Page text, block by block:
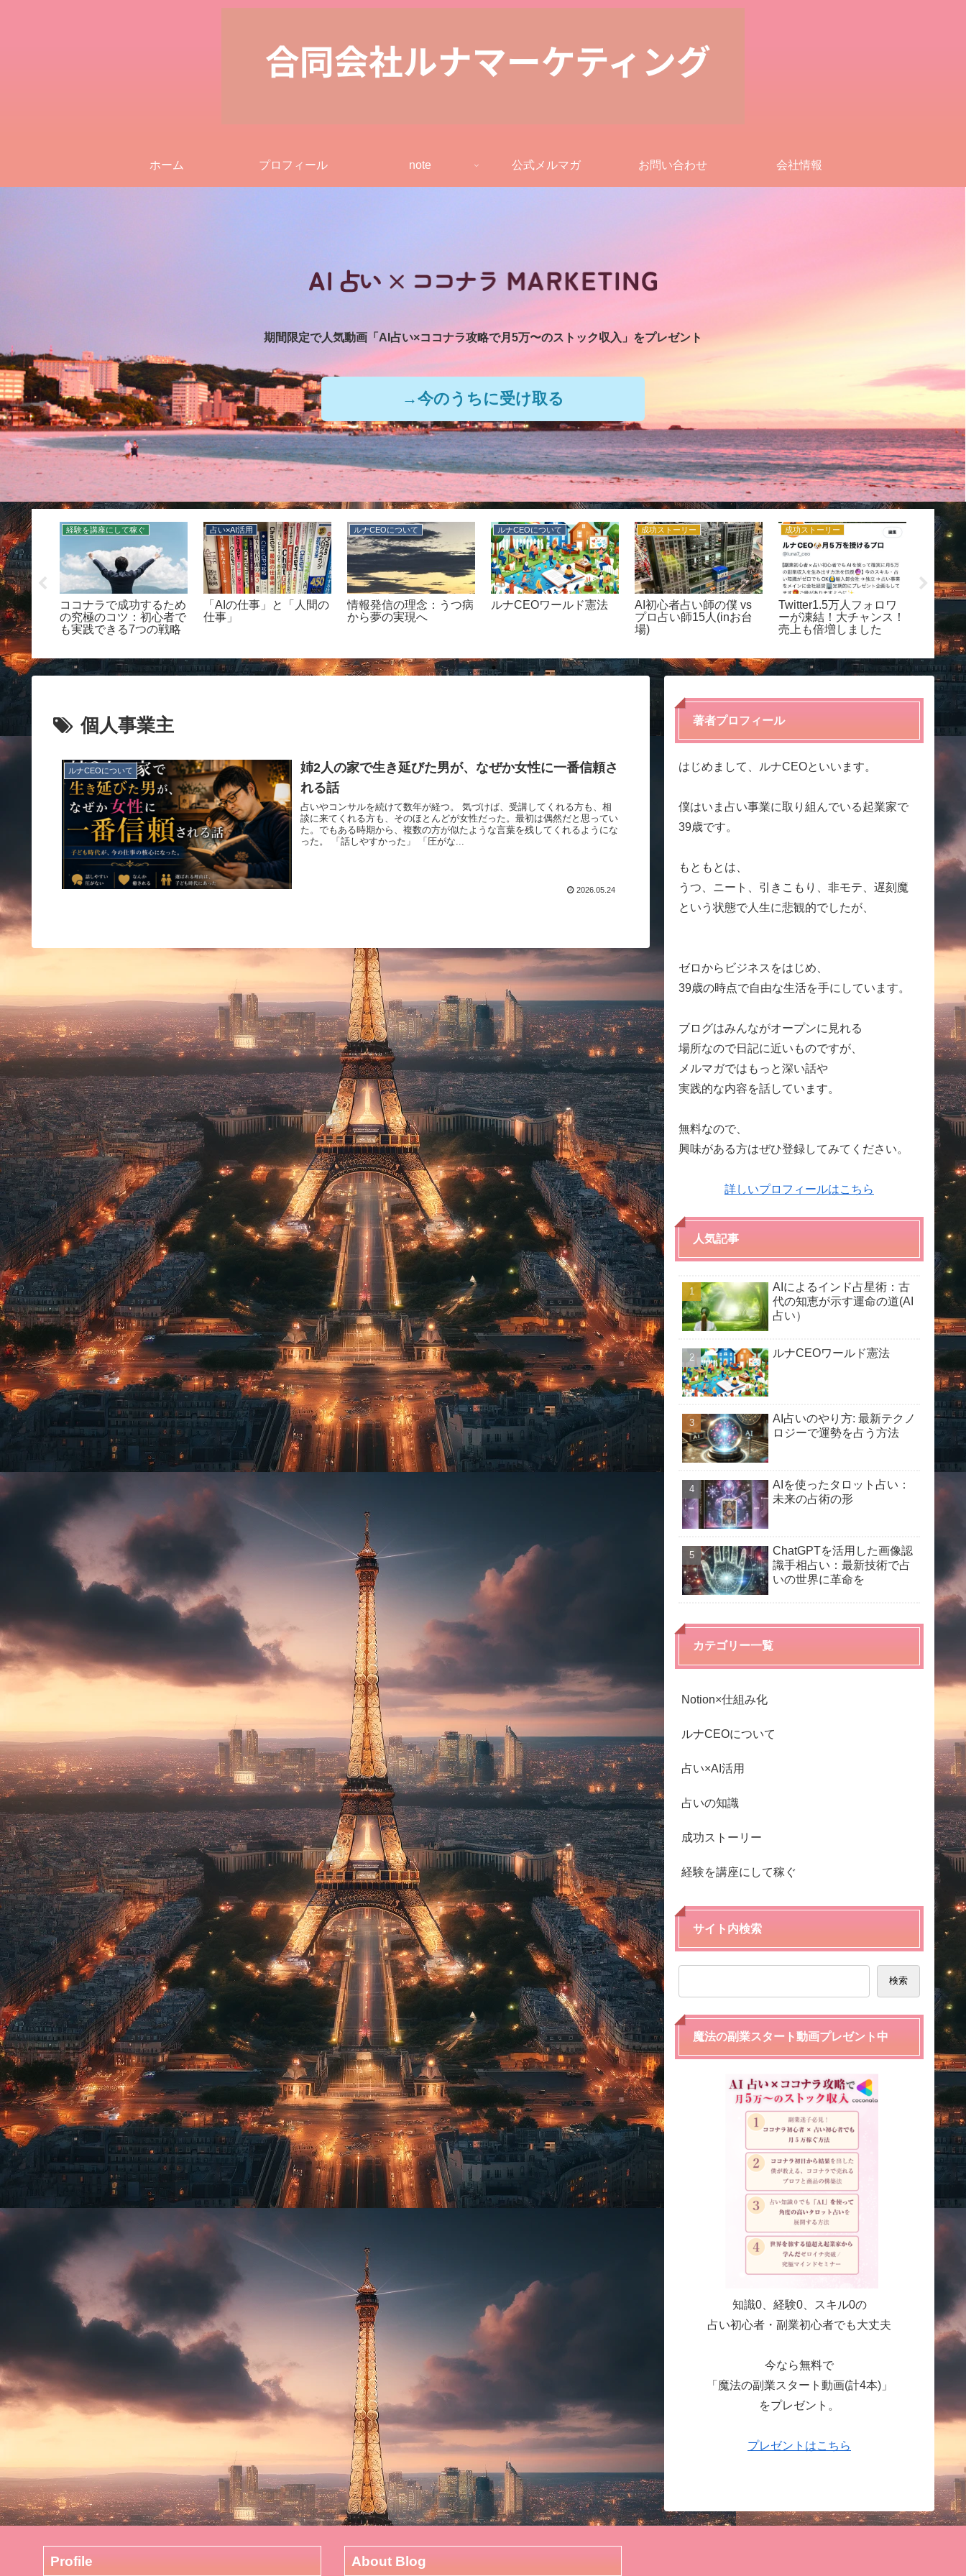
ホーム プロフィール note 公式メルマガ お問い合わせ 会社情報
期間限定で人気動画「AI占い×ココナラ攻略で月5万〜のストック収入」をプレゼント
→今のうちに受け取る
ナ
ア一
で“共
全メ
経験を講座にして稼ぐ
ココナラで成功するため
の究極のコツ：初心者で
も実践できる7つの戦略
占い×AI活用
「AIの仕事」と「人間の
仕事」
ルナCEOについて
情報発信の理念：うつ病
から夢の実現へ
ルナCEOについて
ルナCEOワールド憲法
成功ストーリー
AI初心者占い師の僕 vs
プロ占い師15人(inお台
場)
成功ストーリー
Twitter1.5万人フォロワ
ーが凍結！大チャンス！
売上も倍増しました
ルナCEO
【完全
CEOの
覧まと
感と自
ディア
個人事業主
ルナCEOについて
姉2人の家で生き延びた男が、なぜか女性に一番信頼さ
れる話
占いやコンサルを続けて数年が経つ。 気づけば、受講してくれる方も、相
談に来てくれる方も、そのほとんどが女性だった。最初は偶然だと思ってい
た。でもある時期から、複数の方が似たような言葉を残してくれるようにな
った。 「話しやすかった」 「圧がな...
2026.05.24
著者プロフィール
はじめまして、ルナCEOといいます。
僕はいま占い事業に取り組んでいる起業家で
39歳です。
もともとは、
うつ、ニート、引きこもり、非モテ、遅刻魔
という状態で人生に悲観的でしたが、
ゼロからビジネスをはじめ、
39歳の時点で自由な生活を手にしています。
ブログはみんながオープンに見れる
場所なので日記に近いものですが、
メルマガではもっと深い話や
実践的な内容を話しています。
無料なので、
興味がある方はぜひ登録してみてください。
詳しいプロフィールはこちら
人気記事
AIによるインド占星術：古
代の知恵が示す運命の道(AI
占い）
ルナCEOワールド憲法
AI占いのやり方: 最新テクノ
ロジーで運勢を占う方法
AIを使ったタロット占い：
未来の占術の形
ChatGPTを活用した画像認
識手相占い：最新技術で占
いの世界に革命を
カテゴリー一覧
Notion×仕組み化
ルナCEOについて
占い×AI活用
占いの知識
成功ストーリー
経験を講座にして稼ぐ
サイト内検索
検索
魔法の副業スタート動画プレゼント中
知識0、経験0、スキル0の
占い初心者・副業初心者でも大丈夫
今なら無料で
「魔法の副業スタート動画(計4本)」
をプレゼント。
プレゼントはこちら
Profile About Blog